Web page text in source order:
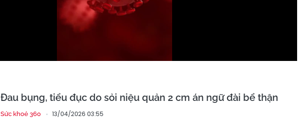
Đau bụng, tiểu đục do sỏi niệu quản 2 cm án ngữ đài bể thận
Sức khoẻ 360 13/04/2026 03:55